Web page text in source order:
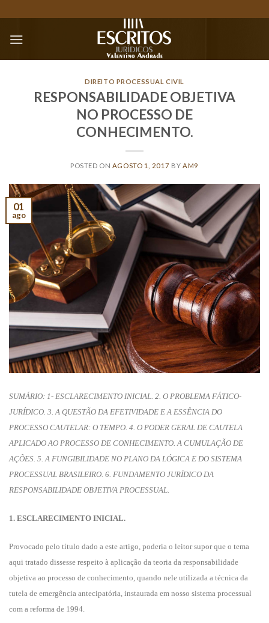
to
content
DIREITO PROCESSUAL CIVIL
RESPONSABILIDADE OBJETIVA
NO PROCESSO DE
CONHECIMENTO.
POSTED ON AGOSTO 1, 2017 BYAM9
01
ago
SUMÁRIO: 1- ESCLARECIMENTO INICIAL. 2. O PROBLEMA FÁTICO-
JURÍDICO. 3. A QUESTÃO DA EFETIVIDADE E A ESSÊNCIA DO
PROCESSO CAUTELAR: O TEMPO. 4. O PODER GERAL DE CAUTELA
APLICADO AO PROCESSO DE CONHECIMENTO. A CUMULAÇÃO DE
AÇÕES. 5. A FUNGIBILIDADE NO PLANO DA LÓGICA E DO SISTEMA
PROCESSUAL BRASILEIRO. 6. FUNDAMENTO JURÍDICO DA
RESPONSABILIDADE OBJETIVA PROCESSUAL.
1. ESCLARECIMENTO INICIAL.
Provocado pelo título dado a este artigo, poderia o leitor supor que o tema
aqui tratado dissesse respeito à aplicação da teoria da responsabilidade
objetiva ao processo de conhecimento, quando nele utilizada a técnica da
tutela de emergência antecipatória, instaurada em nosso sistema processual
com a reforma de 1994.